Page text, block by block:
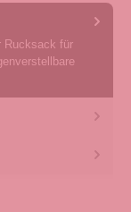
Rucksack für